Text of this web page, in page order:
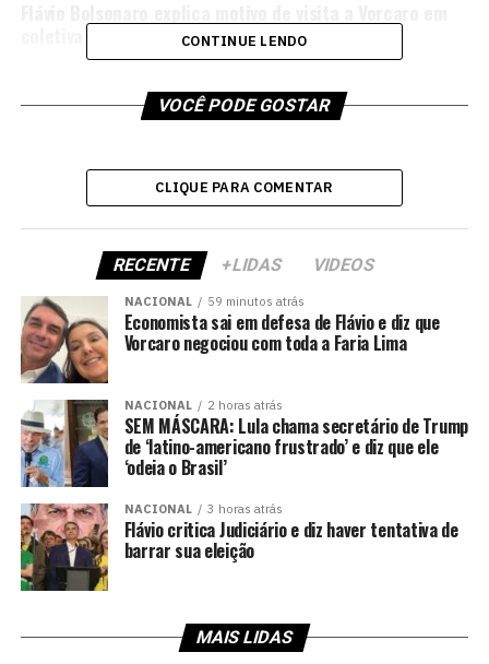
CONTINUE LENDO
VOCÊ PODE GOSTAR
CLIQUE PARA COMENTAR
RECENTE +LIDAS VIDEOS
NACIONAL 59 minutos atrás
Economista sai em defesa de Flávio e diz que
Vorcaro negociou com toda a Faria Lima
NACIONAL 2 horas atrás
SEM MÁSCARA: Lula chama secretário de Trump
de ‘latino-americano frustrado’ e diz que ele
‘odeia o Brasil’
NACIONAL 3 horas atrás
Flávio critica Judiciário e diz haver tentativa de
barrar sua eleição
MAIS LIDAS